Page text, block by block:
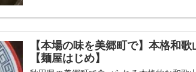
【本場の味を美郷町で】本格和
【麺屋はじめ】